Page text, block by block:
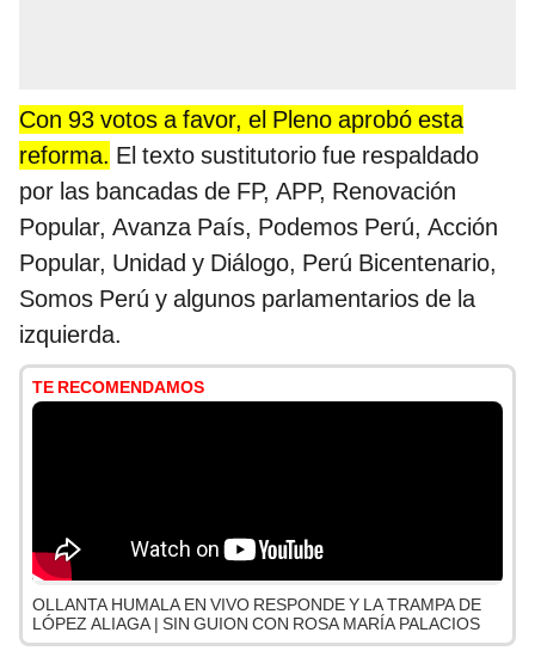
Con 93 votos a favor, el Pleno aprobó esta
reforma. El texto sustitutorio fue respaldado
por las bancadas de FP, APP, Renovación
Popular, Avanza País, Podemos Perú, Acción
Popular, Unidad y Diálogo, Perú Bicentenario,
Somos Perú y algunos parlamentarios de la
izquierda.
TE RECOMENDAMOS
OLLANTA HUMALA EN VIVO RESPONDE Y LA TRAMPA DE
LÓPEZ ALIAGA | SIN GUION CON ROSA MARÍA PALACIOS